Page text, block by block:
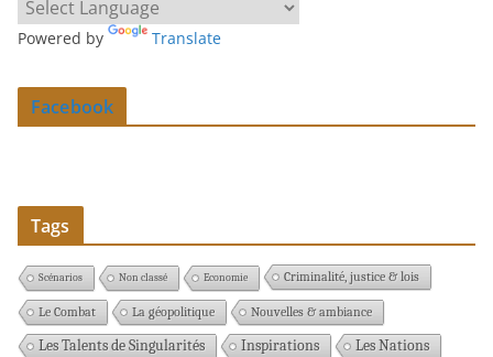
Powered by Translate
Facebook
Tags
Scénarios Non classé Economie Criminalité, justice & lois
Le Combat La géopolitique Nouvelles & ambiance
Les Talents de Singularités Inspirations
Les Nations